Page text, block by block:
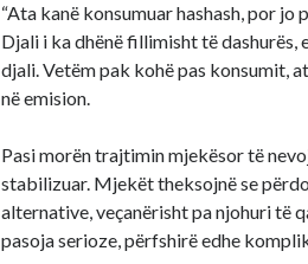
“Ata kanë konsumuar hashash, por
Djali i ka dhënë fillimisht të dashurës,
djali. Vetëm pak kohë pas konsumit,
në emision.
Pasi morën trajtimin mjekësor të
stabilizuar. Mjekët theksojnë se
alternative, veçanërisht pa njohuri të
pasoja serioze, përfshirë edhe